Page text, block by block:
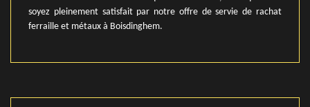
soyez pleinement satisfait par notre offre de servie de rachat
ferraille et métaux à Boisdinghem.